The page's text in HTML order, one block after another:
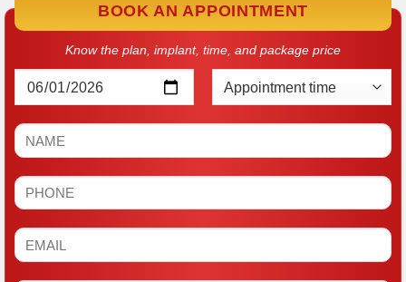
BOOK AN APPOINTMENT
Know the plan, implant, time, and package price